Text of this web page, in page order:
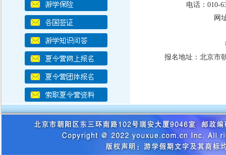
电话：010-
网
报名地址：北京市